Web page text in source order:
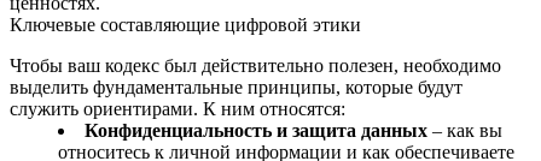
Ключевые составляющие цифровой этики
Чтобы ваш кодекс был действительно полезен, необходимо
выделить фундаментальные принципы, которые будут
служить ориентирами. К ним относятся:
Конфиденциальность и защита данных – как вы
относитесь к личной информации и как обеспечиваете